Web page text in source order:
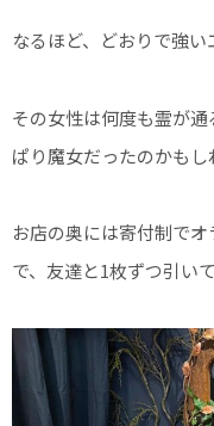
なるほど、どおりで強い
その女性は何度も霊が
ぱり魔女だったのかもし
お店の奥には寄付制で
で、友達と1枚ずつ引い